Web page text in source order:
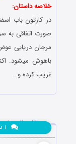
خلاصه داستان:
در کارتون باب
صورت اتفاقی به
مرجان دریایی
باهوش میشود.
غریب کرده و…
دانلود